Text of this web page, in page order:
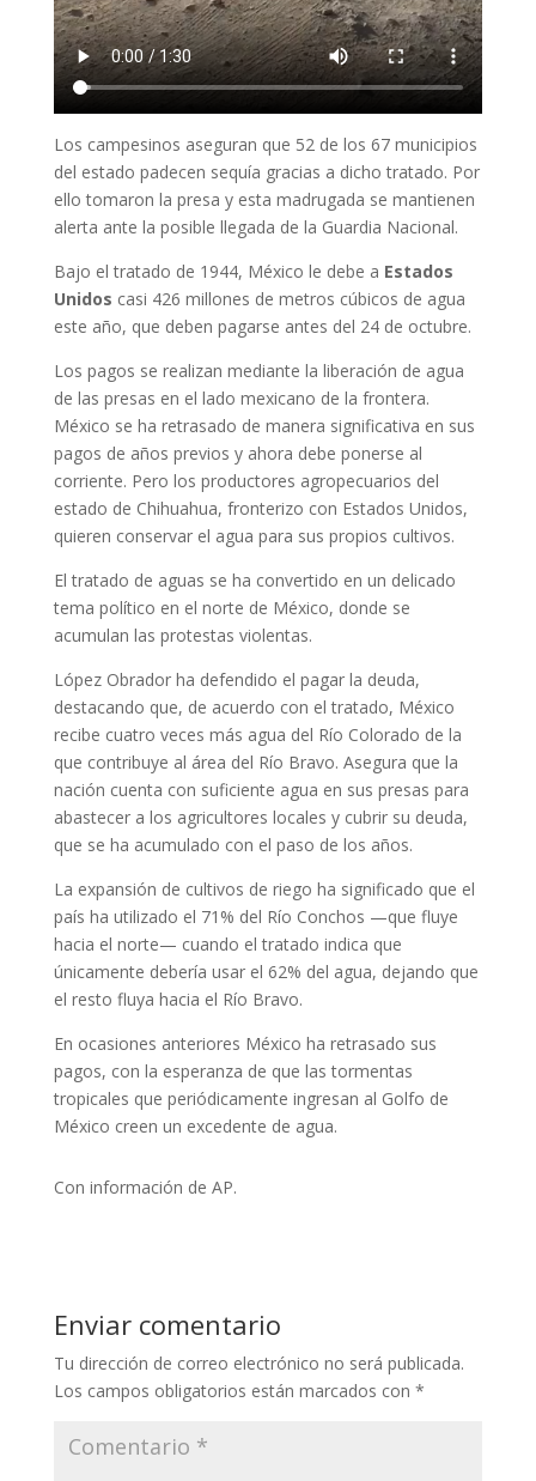
Los campesinos aseguran que 52 de los 67 municipios
del estado padecen sequía gracias a dicho tratado. Por
ello tomaron la presa y esta madrugada se mantienen
alerta ante la posible llegada de la Guardia Nacional.
Bajo el tratado de 1944, México le debe a Estados
Unidos casi 426 millones de metros cúbicos de agua
este año, que deben pagarse antes del 24 de octubre.
Los pagos se realizan mediante la liberación de agua
de las presas en el lado mexicano de la frontera.
México se ha retrasado de manera significativa en sus
pagos de años previos y ahora debe ponerse al
corriente. Pero los productores agropecuarios del
estado de Chihuahua, fronterizo con Estados Unidos,
quieren conservar el agua para sus propios cultivos.
El tratado de aguas se ha convertido en un delicado
tema político en el norte de México, donde se
acumulan las protestas violentas.
López Obrador ha defendido el pagar la deuda,
destacando que, de acuerdo con el tratado, México
recibe cuatro veces más agua del Río Colorado de la
que contribuye al área del Río Bravo. Asegura que la
nación cuenta con suficiente agua en sus presas para
abastecer a los agricultores locales y cubrir su deuda,
que se ha acumulado con el paso de los años.
La expansión de cultivos de riego ha significado que el
país ha utilizado el 71% del Río Conchos —que fluye
hacia el norte— cuando el tratado indica que
únicamente debería usar el 62% del agua, dejando que
el resto fluya hacia el Río Bravo.
En ocasiones anteriores México ha retrasado sus
pagos, con la esperanza de que las tormentas
tropicales que periódicamente ingresan al Golfo de
México creen un excedente de agua.
Con información de AP.
Enviar comentario
Tu dirección de correo electrónico no será publicada.
Los campos obligatorios están marcados con *